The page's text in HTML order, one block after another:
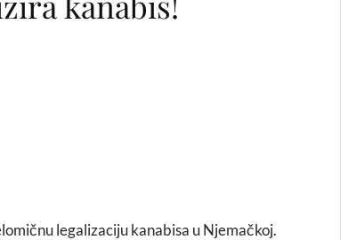
legalizaciju kanabisa u Njemačkoj.